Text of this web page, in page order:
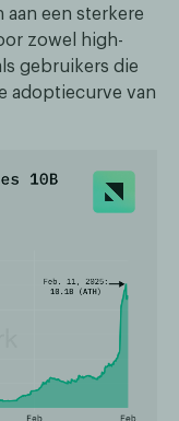
een sterkere
zowel high-
gebruikers die
adoptiecurve van